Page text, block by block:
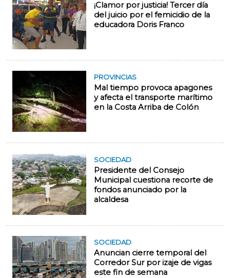
¡Clamor por justicia! Tercer día
del juicio por el femicidio de la
educadora Doris Franco
PROVINCIAS
Mal tiempo provoca apagones
y afecta el transporte marítimo
en la Costa Arriba de Colón
SOCIEDAD
Presidente del Consejo
Municipal cuestiona recorte de
fondos anunciado por la
alcaldesa
SOCIEDAD
Anuncian cierre temporal del
Corredor Sur por izaje de vigas
este fin de semana